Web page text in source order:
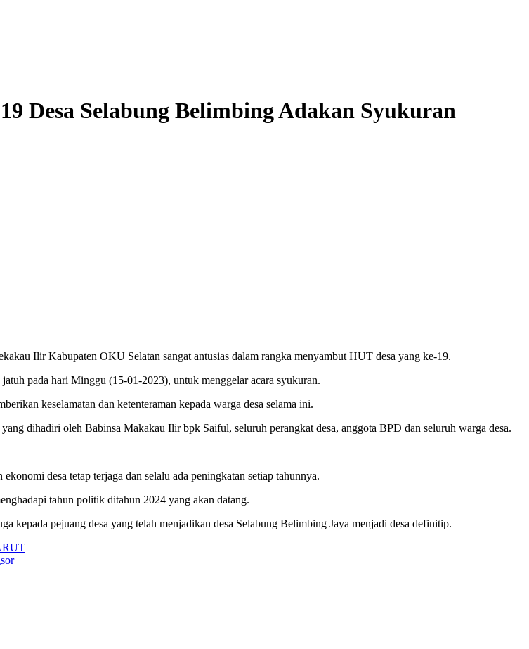
Desa Selabung Belimbing Adakan Syukuran
Ilir Kabupaten OKU Selatan sangat antusias dalam rangka menyambut HUT desa yang ke-19.
pada hari Minggu (15-01-2023), untuk menggelar acara syukuran.
keselamatan dan ketenteraman kepada warga desa selama ini.
dihadiri oleh Babinsa Makakau Ilir bpk Saiful, seluruh perangkat desa, anggota BPD dan seluruh warga desa.
desa tetap terjaga dan selalu ada peningkatan setiap tahunnya.
tahun politik ditahun 2024 yang akan datang.
kepada pejuang desa yang telah menjadikan desa Selabung Belimbing Jaya menjadi desa definitip.